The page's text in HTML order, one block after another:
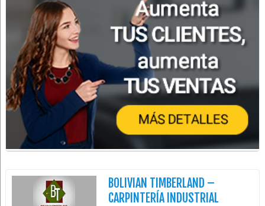
BOLIVIAN TIMBERLAND –
CARPINTERÍA INDUSTRIAL